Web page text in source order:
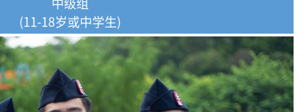
(11-18岁或中学生)